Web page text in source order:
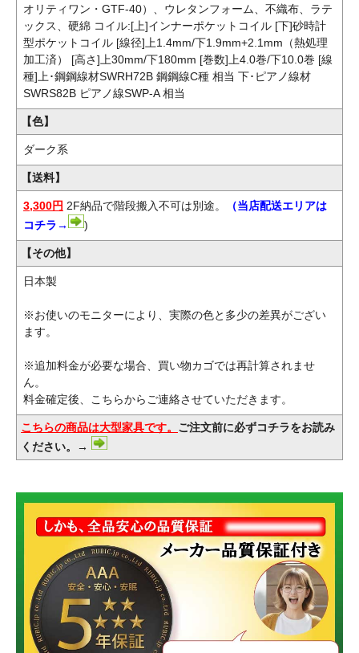
オリティワン・GTF-40）、ウレタンフォーム、不織布、ラテ
ックス、硬綿 コイル:[上]インナーポケットコイル [下]砂時計
型ポケットコイル [線径]上1.4mm/下1.9mm+2.1mm（熱処理
加工済） [高さ]上30mm/下180mm [巻数]上4.0巻/下10.0巻 [線
種]上･鋼鋼線材SWRH72B 鋼鋼線C種 相当 下･ピアノ線材
SWRS82B ピアノ線SWP-A 相当
【色】
ダーク系
【送料】
3,300円 2F納品で階段搬入不可は別途。
（当店配送エリアは
コチラ→
)
【その他】
日本製
※お使いのモニターにより、実際の色と多少の差異がござい
ます。
※追加料金が必要な場合、買い物カゴでは再計算されませ
ん。
料金確定後、こちらからご連絡させていただきます。
こちらの商品は大型家具です。 ご注文前に必ずコチラをお読み
ください。→